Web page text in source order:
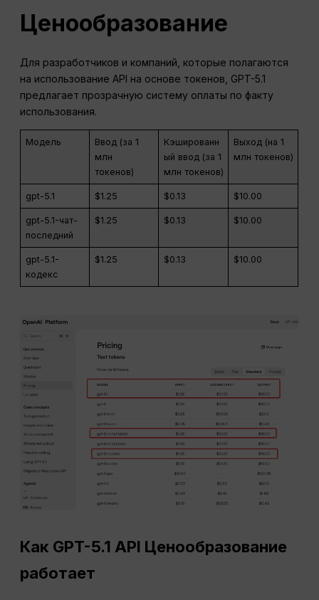
Ценообразование
Для разработчиков и компаний, которые полагаются
на использование API на основе токенов, GPT-5.1
предлагает прозрачную систему оплаты по факту
использования.
Модель
Ввод (за 1
млн
токенов)
Кэшированн
ый ввод (за 1
млн токенов)
Выход (на 1
млн токенов)
gpt-5.1 $1.25 $0.13 $10.00
gpt-5.1-чат-
последний
$1.25 $0.13 $10.00
gpt-5.1-
кодекс
$1.25 $0.13 $10.00
Как GPT-5.1 API Ценообразование
работает